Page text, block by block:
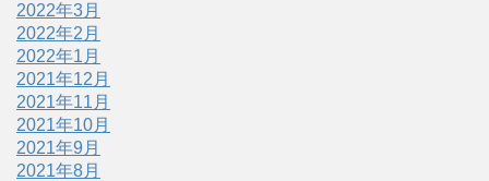
2022年3月
2022年2月
2022年1月
2021年12月
2021年11月
2021年10月
2021年9月
2021年8月